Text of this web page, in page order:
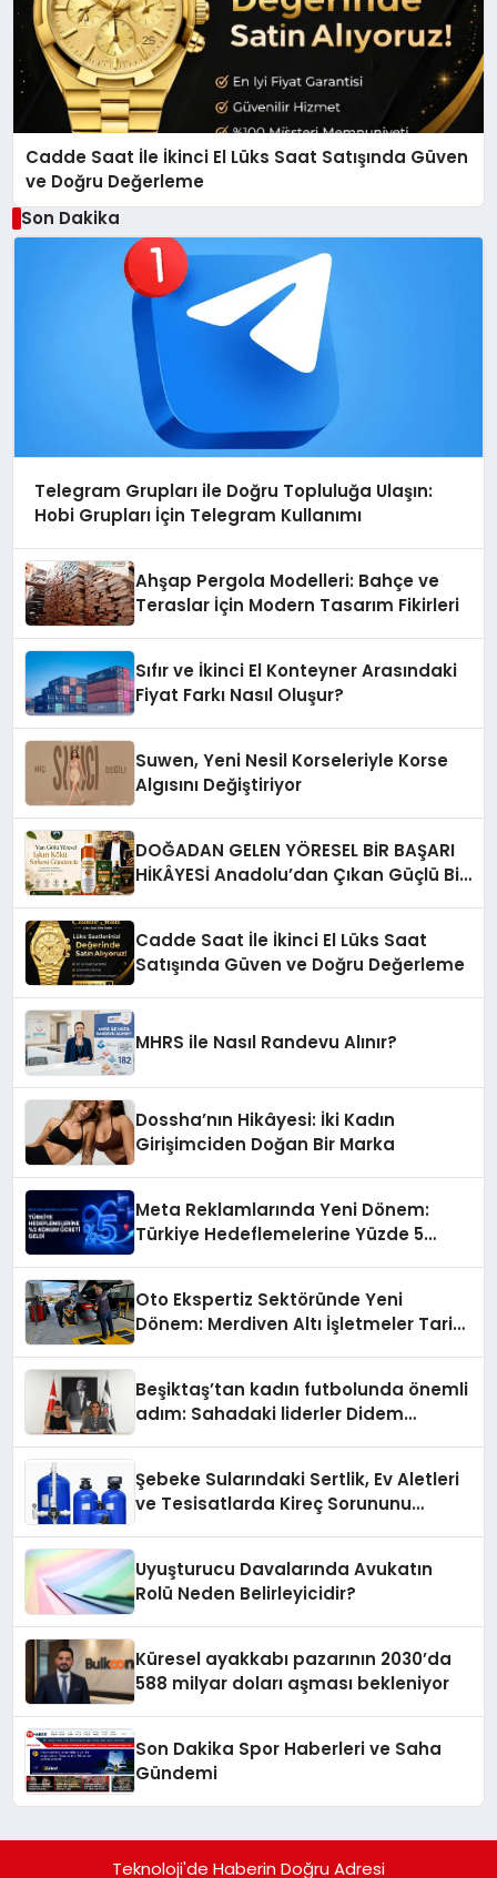
Cadde Saat İle İkinci El Lüks Saat Satışında Güven
ve Doğru Değerleme
Son Dakika
Telegram Grupları ile Doğru Topluluğa Ulaşın:
Hobi Grupları İçin Telegram Kullanımı
Ahşap Pergola Modelleri: Bahçe ve
Teraslar İçin Modern Tasarım Fikirleri
Sıfır ve İkinci El Konteyner Arasındaki
Fiyat Farkı Nasıl Oluşur?
Suwen, Yeni Nesil Korseleriyle Korse
Algısını Değiştiriyor
DOĞADAN GELEN YÖRESEL BİR BAŞARI
HİKÂYESİ Anadolu’dan Çıkan Güçlü Bir
Cadde Saat İle İkinci El Lüks Saat
Satışında Güven ve Doğru Değerleme
MHRS ile Nasıl Randevu Alınır?
Dossha’nın Hikâyesi: İki Kadın
Girişimciden Doğan Bir Marka
Meta Reklamlarında Yeni Dönem:
Türkiye Hedeflemelerine Yüzde 5
Oto Ekspertiz Sektöründe Yeni
Dönem: Merdiven Altı İşletmeler Tarih
Beşiktaş’tan kadın futbolunda önemli
adım: Sahadaki liderler Didem
Şebeke Sularındaki Sertlik, Ev Aletleri
ve Tesisatlarda Kireç Sorununu
Uyuşturucu Davalarında Avukatın
Rolü Neden Belirleyicidir?
Küresel ayakkabı pazarının 2030’da
588 milyar doları aşması bekleniyor
Son Dakika Spor Haberleri ve Saha
Gündemi
Teknoloji'de Haberin Doğru Adresi